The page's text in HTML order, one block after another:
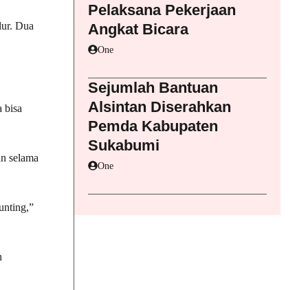
Dua
bisa
selama
Pelaksana Pekerjaan
Angkat Bicara
One
Sejumlah Bantuan
Alsintan Diserahkan
Pemda Kabupaten
Sukabumi
One